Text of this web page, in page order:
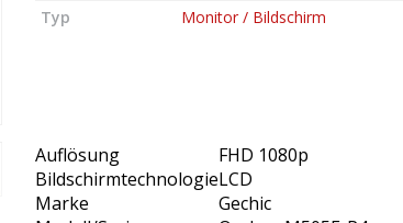
Typ
Monitor / Bildschirm
Auflösung
FHD 1080p
BildschirmtechnologieLCD
Marke
Gechic